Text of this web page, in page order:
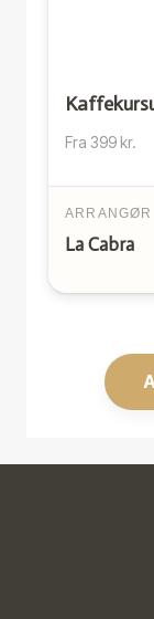
Fra 399 kr.
ARRANGØR
La Cabra